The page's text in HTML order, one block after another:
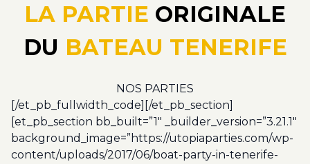
LA PARTIE ORIGINALE
DU BATEAU TENERIFE
NOS PARTIES
[/et_pb_fullwidth_code][/et_pb_section]
[et_pb_section bb_built=”1″ _builder_version=”3.21.1″
background_image=”https://utopiaparties.com/wp-
content/uploads/2017/06/boat-party-in-tenerife-